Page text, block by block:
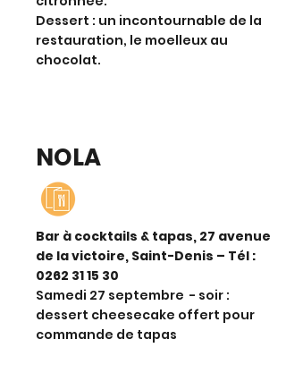
Dessert : un incontournable de la
restauration, le moelleux au
chocolat.
NOLA
Bar à cocktails & tapas, 27 avenue
de la victoire, Saint-Denis – Tél :
0262 31 15 30
Samedi 27 septembre - soir :
dessert cheesecake offert pour
commande de tapas